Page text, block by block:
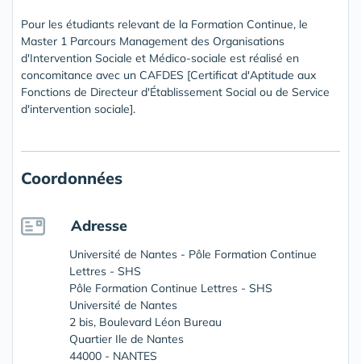
Pour les étudiants relevant de la Formation Continue, le
Master 1 Parcours Management des Organisations
d'Intervention Sociale et Médico-sociale est réalisé en
concomitance avec un CAFDES [Certificat d'Aptitude aux
Fonctions de Directeur d'Établissement Social ou de Service
d'intervention sociale].
Coordonnées
Adresse
Université de Nantes - Pôle Formation Continue
Lettres - SHS
Pôle Formation Continue Lettres - SHS
Université de Nantes
2 bis, Boulevard Léon Bureau
Quartier Ile de Nantes
44000 - NANTES